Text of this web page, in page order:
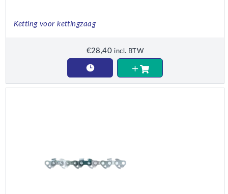
Ketting voor kettingzaag
€28,40 incl. BTW